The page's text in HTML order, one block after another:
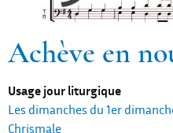
Achève en
Usage jour liturgique
Les dimanches du 1er
Chrismale